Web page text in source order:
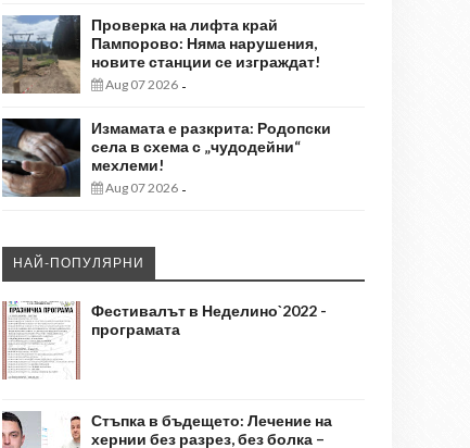
Проверка на лифта край
Пампорово: Няма нарушения,
новите станции се изграждат!
Aug 07 2026 -
Измамата е разкрита: Родопски
села в схема с „чудодейни“
мехлеми!
Aug 07 2026 -
НАЙ-ПОПУЛЯРНИ
Фестивалът в Неделино`2022 -
програмата
Стъпка в бъдещето: Лечение на
хернии без разрез, без болка –